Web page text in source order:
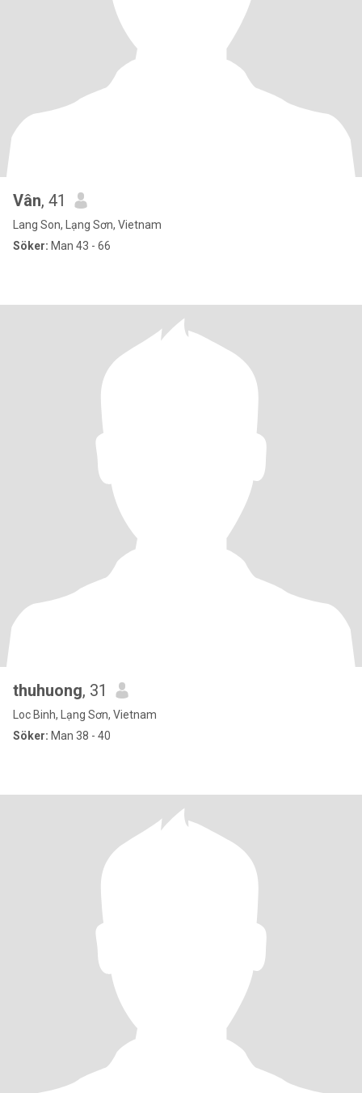
Vân, 41
Lang Son, Lạng Sơn, Vietnam
Söker: Man 43 - 66
thuhuong, 31
Loc Binh, Lạng Sơn, Vietnam
Söker: Man 38 - 40